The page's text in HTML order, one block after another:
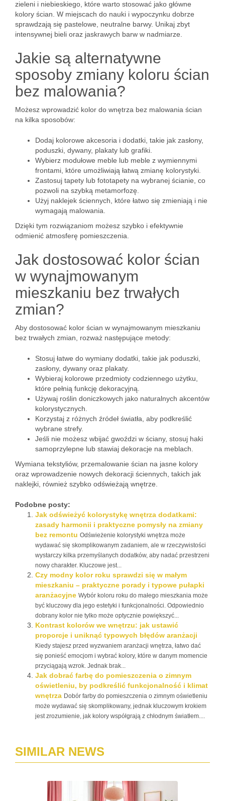
zieleni i niebieskiego, które warto stosować jako główne
kolory ścian. W miejscach do nauki i wypoczynku dobrze
sprawdzają się pastelowe, neutralne barwy. Unikaj zbyt
intensywnej bieli oraz jaskrawych barw w nadmiarze.
Jakie są alternatywne
sposoby zmiany koloru ścian
bez malowania?
Możesz wprowadzić kolor do wnętrza bez malowania ścian
na kilka sposobów:
Dodaj kolorowe akcesoria i dodatki, takie jak zasłony,
poduszki, dywany, plakaty lub grafiki.
Wybierz modułowe meble lub meble z wymiennymi
frontami, które umożliwiają łatwą zmianę kolorystyki.
Zastosuj tapety lub fototapety na wybranej ścianie, co
pozwoli na szybką metamorfozę.
Użyj naklejek ściennych, które łatwo się zmieniają i nie
wymagają malowania.
Dzięki tym rozwiązaniom możesz szybko i efektywnie
odmienić atmosferę pomieszczenia.
Jak dostosować kolor ścian
w wynajmowanym
mieszkaniu bez trwałych
zmian?
Aby dostosować kolor ścian w wynajmowanym mieszkaniu
bez trwałych zmian, rozważ następujące metody:
Stosuj łatwe do wymiany dodatki, takie jak poduszki,
zasłony, dywany oraz plakaty.
Wybieraj kolorowe przedmioty codziennego użytku,
które pełnią funkcję dekoracyjną.
Używaj roślin doniczkowych jako naturalnych akcentów
kolorystycznych.
Korzystaj z różnych źródeł światła, aby podkreślić
wybrane strefy.
Jeśli nie możesz wbijać gwoździ w ściany, stosuj haki
samoprzylepne lub stawiaj dekoracje na meblach.
Wymiana tekstyliów, przemalowanie ścian na jasne kolory
oraz wprowadzenie nowych dekoracji ściennych, takich jak
naklejki, również szybko odświeżają wnętrze.
Podobne posty:
Jak odświeżyć kolorystykę wnętrza dodatkami:
zasady harmonii i praktyczne pomysły na zmiany
bez remontu Odświeżenie kolorystyki wnętrza może
wydawać się skomplikowanym zadaniem, ale w rzeczywistości
wystarczy kilka przemyślanych dodatków, aby nadać przestrzeni
nowy charakter. Kluczowe jest...
Czy modny kolor roku sprawdzi się w małym
mieszkaniu – praktyczne porady i typowe pułapki
aranżacyjne Wybór koloru roku do małego mieszkania może
być kluczowy dla jego estetyki i funkcjonalności. Odpowiednio
dobrany kolor nie tylko może optycznie powiększyć...
Kontrast kolorów we wnętrzu: jak ustawić
proporcje i uniknąć typowych błędów aranżacji
Kiedy stajesz przed wyzwaniem aranżacji wnętrza, łatwo dać
się ponieść emocjom i wybrać kolory, które w danym momencie
przyciągają wzrok. Jednak brak...
Jak dobrać farbę do pomieszczenia o zimnym
oświetleniu, by podkreślić funkcjonalność i klimat
wnętrza Dobór farby do pomieszczenia o zimnym oświetleniu
może wydawać się skomplikowany, jednak kluczowym krokiem
jest zrozumienie, jak kolory współgrają z chłodnym światłem....
SIMILAR NEWS